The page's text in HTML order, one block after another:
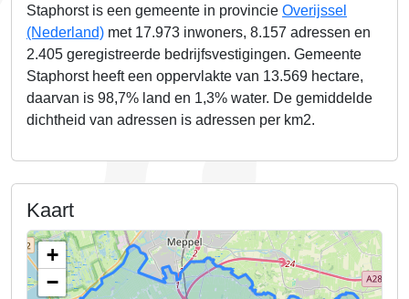
Staphorst is een gemeente in provincie Overijssel
(Nederland) met 17.973 inwoners, 8.157 adressen en
2.405 geregistreerde bedrijfsvestigingen. Gemeente
Staphorst heeft een oppervlakte van 13.569 hectare,
daarvan is 98,7% land en 1,3% water. De gemiddelde
dichtheid van adressen is adressen per km2.
Kaart
+
−